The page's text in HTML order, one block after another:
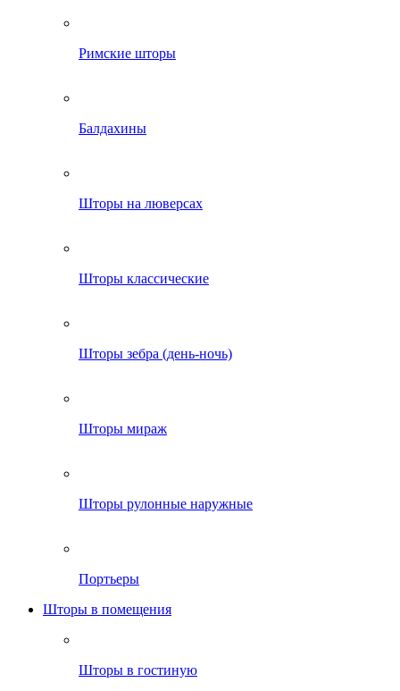
Римские шторы
Балдахины
Шторы на люверсах
Шторы классические
Шторы зебра (день-ночь)
Шторы мираж
Шторы рулонные наружные
Портьеры
Шторы в помещения
Шторы в гостиную